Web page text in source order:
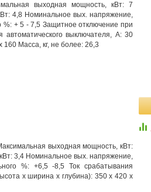
выходная мощность, кВт: 7
4,8 Номинальное вых. напряжение,
+ 5 - 7,5 Защитное отключение при
выключателя, А: 30
Масса, кг, не более: 26,3
выходная мощность, кВт:
3,4 Номинальное вых. напряжение,
%: +6,5 -8,5 Ток срабатывания
x ширина x глубина): 350 х 420 х